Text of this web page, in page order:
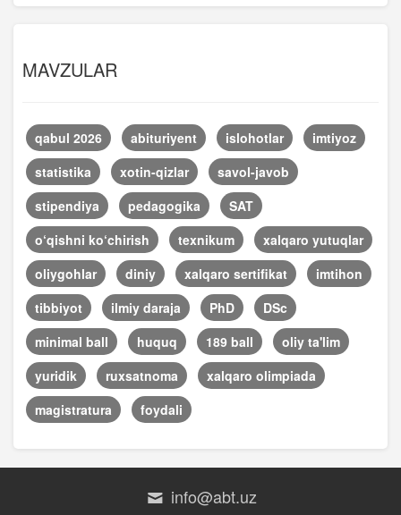
MAVZULAR
qabul 2026 abituriyent islohotlar
imtiyoz
statistika
xotin-qizlar
savol-javob
stipendiya
pedagogika
SAT
o‘qishni ko‘chirish
texnikum
xalqaro yutuqlar
oliygohlar
diniy xalqaro sertifikat
imtihon
tibbiyot
ilmiy daraja PhD
DSc
minimal ball
huquq 189 ball
oliy ta'lim
yuridik
ruxsatnoma
xalqaro olimpiada
magistratura
foydali
info@abt.uz